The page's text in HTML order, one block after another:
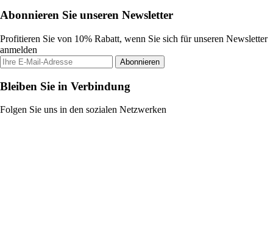
Abonnieren Sie unseren Newsletter
Profitieren Sie von 10% Rabatt, wenn Sie sich für unseren Newsletter
anmelden
Abonnieren
Bleiben Sie in Verbindung
Folgen Sie uns in den sozialen Netzwerken